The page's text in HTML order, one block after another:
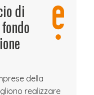
di
della
realizzare